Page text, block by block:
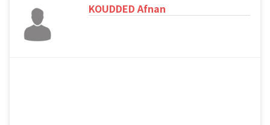
KOUDDED Afnan